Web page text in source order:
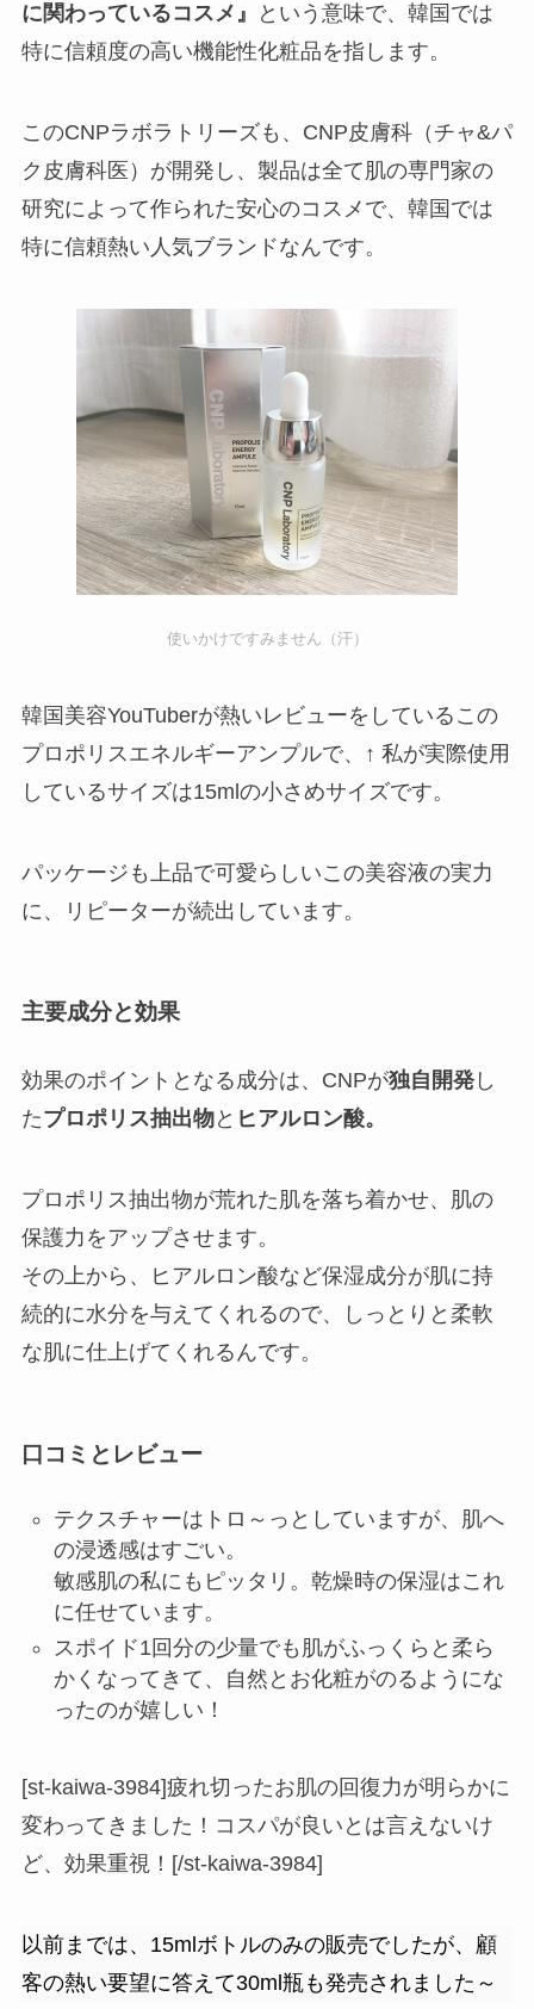
に関わっているコスメ』
という意味で、韓国では
特に信頼度の高い機能性化粧品を指します。
このCNPラボラトリーズも、CNP皮膚科（チャ&パ
ク皮膚科医）が開発し、製品は全て肌の専門家の
研究によって作られた安心のコスメで、韓国では
特に信頼熱い人気ブランドなんです。
使いかけですみません（汗）
韓国美容YouTuberが熱いレビューをしているこの
プロポリスエネルギーアンプルで、↑ 私が実際使用
しているサイズは15mlの小さめサイズです。
パッケージも上品で可愛らしいこの美容液の実力
に、リピーターが続出しています。
主要成分と効果
効果のポイントとなる成分は、 CNPが独自開発し
たプロポリス抽出物と ヒアルロン酸。
プロポリス抽出物が荒れた肌を落ち着かせ、肌の
保護力をアップさせます。
その上から、ヒアルロン酸など保湿成分が肌に持
続的に水分を与えてくれるので、しっとりと柔軟
な肌に仕上げてくれるんです。
口コミとレビュー
テクスチャーはトロ～っとしていますが、肌へ
の浸透感はすごい。
敏感肌の私にもピッタリ。乾燥時の保湿はこれ
に任せています。
スポイド1回分の少量でも肌がふっくらと柔ら
かくなってきて、自然とお化粧がのるようにな
ったのが嬉しい！
[st-kaiwa-3984]疲れ切ったお肌の回復力が明らかに
変わってきました！コスパが良いとは言えないけ
ど、効果重視！[/st-kaiwa-3984]
以前までは、15mlボトルのみの販売でしたが、顧
客の熱い要望に答えて30ml瓶も発売されました～